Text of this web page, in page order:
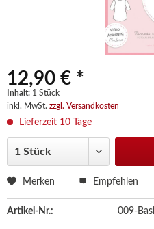
12,90 € *
Inhalt: 1 Stück
inkl. MwSt. zzgl. Versandkosten
Lieferzeit 10 Tage
Merken Empfehlen
Artikel-Nr.: 009-